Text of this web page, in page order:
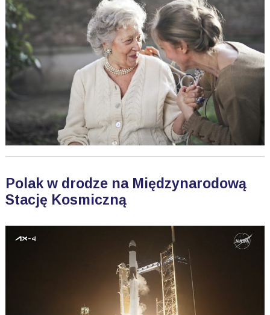
Polak w drodze na Międzynarodową
Stację Kosmiczną